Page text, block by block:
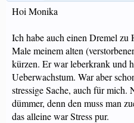
Hoi Monika
Ich habe auch einen Dremel zu
Male meinem alten
kürzen. Er war leberkrank und
Ueberwachstum. War aber
stressige Sache, auch für mich.
dümmer, denn den muss man
das alleine war Stress pur.